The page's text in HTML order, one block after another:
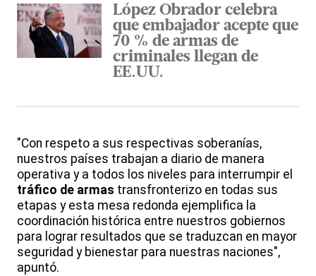
López Obrador celebra
que embajador acepte que
70 % de armas de
criminales llegan de
EE.UU.
"Con respeto a sus respectivas soberanías,
nuestros países trabajan a diario de manera
operativa y a todos los niveles para interrumpir el
tráfico de armas transfronterizo en todas sus
etapas y esta mesa redonda ejemplifica la
coordinación histórica entre nuestros gobiernos
para lograr resultados que se traduzcan en mayor
seguridad y bienestar para nuestras naciones",
apuntó.